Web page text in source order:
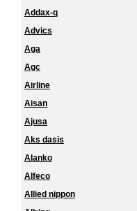
Addax-q
Advics
Aga
Agc
Airline
Aisan
Ajusa
Aks dasis
Alanko
Alfeco
Allied nippon